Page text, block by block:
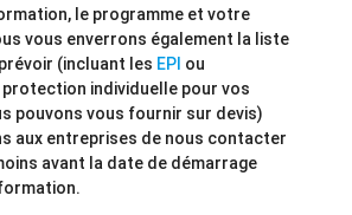
le programme et votre
vous enverrons également la liste
(incluant les EPI ou
individuelle pour vos
pouvons vous fournir sur devis)
aux entreprises de nous contacter
avant la date de démarrage